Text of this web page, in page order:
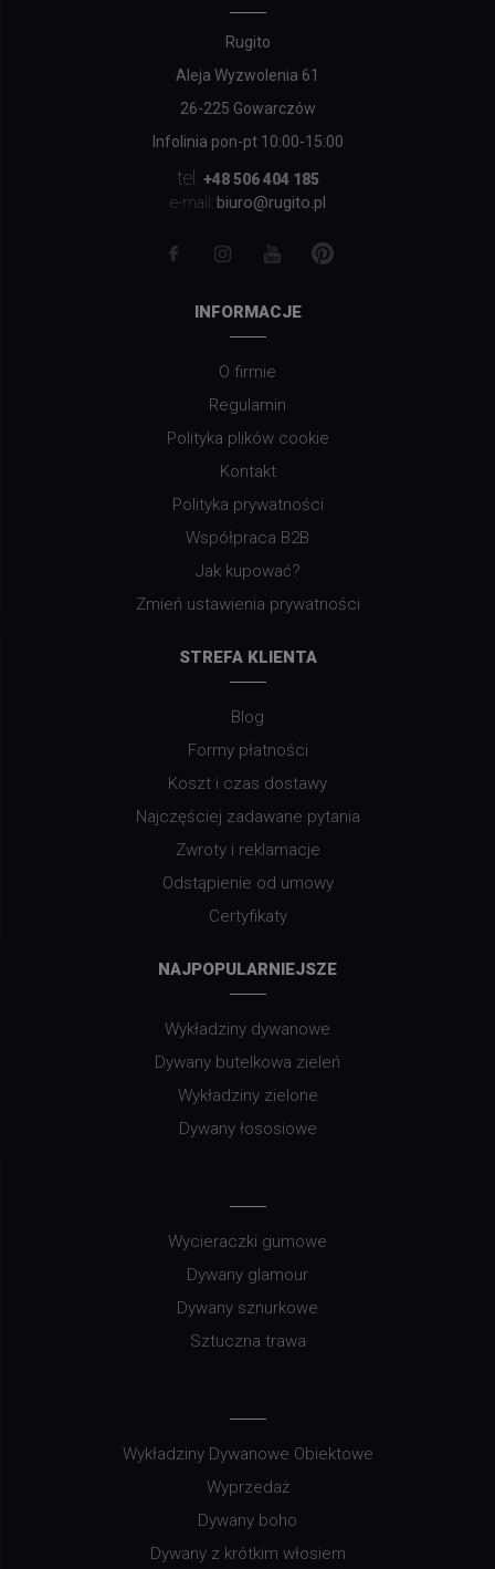
Rugito
Aleja Wyzwolenia 61
26-225 Gowarczów
Infolinia pon-pt 10:00-15:00
tel. +48 506 404 185
e-mail: biuro@rugito.pl
INFORMACJE
O firmie
Regulamin
Polityka plików cookie
Kontakt
Polityka prywatności
Współpraca B2B
Jak kupować?
Zmień ustawienia prywatności
STREFA KLIENTA
Blog
Formy płatności
Koszt i czas dostawy
Najczęściej zadawane pytania
Zwroty i reklamacje
Odstąpienie od umowy
Certyfikaty
NAJPOPULARNIEJSZE
Wykładziny dywanowe
Dywany butelkowa zieleń
Wykładziny zielone
Dywany łososiowe
Wycieraczki gumowe
Dywany glamour
Dywany sznurkowe
Sztuczna trawa
Wykładziny Dywanowe Obiektowe
Wyprzedaż
Dywany boho
Dywany z krótkim włosiem